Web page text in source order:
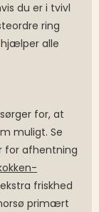
du er i tvivl
ring
hjælper alle
for, at
muligt. Se
for afhentning
friskhed
primært